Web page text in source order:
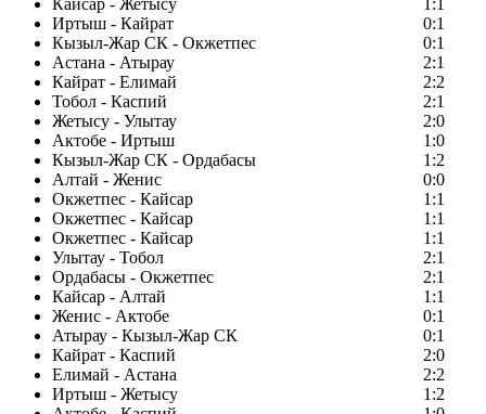
Иртыш - Кайрат
0:1
Кызыл-Жар СК - Окжетпес
0:1
Астана - Атырау
2:1
Кайрат - Елимай
2:2
Тобол - Каспий
2:1
Жетысу - Улытау
2:0
Актобе - Иртыш
1:0
Кызыл-Жар СК - Ордабасы
1:2
Алтай - Женис
0:0
Окжетпес - Кайсар
1:1
Окжетпес - Кайсар
1:1
Окжетпес - Кайсар
1:1
Улытау - Тобол
2:1
Ордабасы - Окжетпес
2:1
Кайсар - Алтай
1:1
Женис - Актобе
0:1
Атырау - Кызыл-Жар СК
0:1
Кайрат - Каспий
2:0
Елимай - Астана
2:2
Иртыш - Жетысу
1:2